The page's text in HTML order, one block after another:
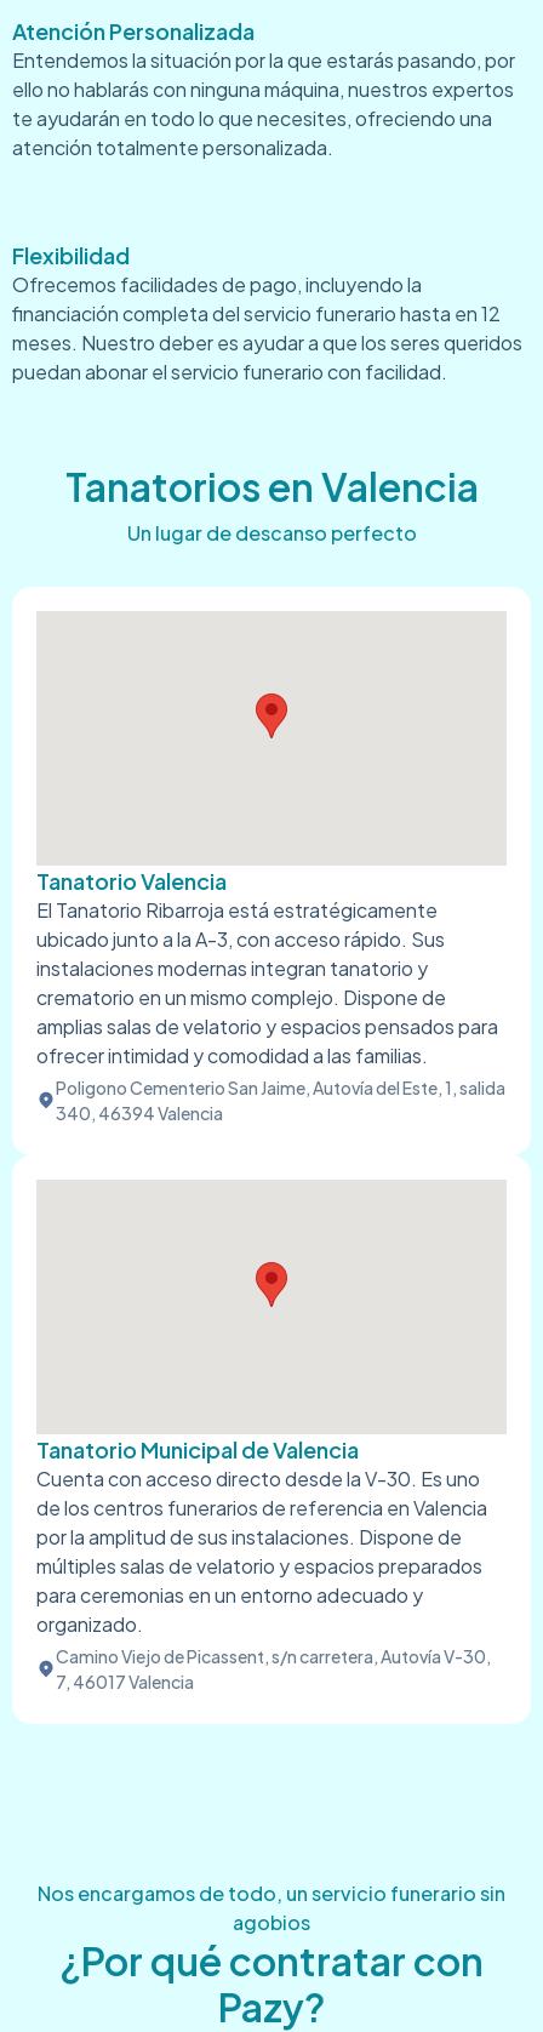
Atención Personalizada
Entendemos la situación por la que estarás pasando, por
ello no hablarás con ninguna máquina, nuestros expertos
te ayudarán en todo lo que necesites, ofreciendo una
atención totalmente personalizada.
Flexibilidad
Ofrecemos facilidades de pago, incluyendo la
financiación completa del servicio funerario hasta en 12
meses. Nuestro deber es ayudar a que los seres queridos
puedan abonar el servicio funerario con facilidad.
Tanatorios en Valencia
Un lugar de descanso perfecto
Tanatorio Valencia
El Tanatorio Ribarroja está estratégicamente
ubicado junto a la A-3, con acceso rápido. Sus
instalaciones modernas integran tanatorio y
crematorio en un mismo complejo. Dispone de
amplias salas de velatorio y espacios pensados para
ofrecer intimidad y comodidad a las familias.
Poligono Cementerio San Jaime, Autovía del Este, 1, salida
340, 46394 Valencia
Tanatorio Municipal de Valencia
Cuenta con acceso directo desde la V-30. Es uno
de los centros funerarios de referencia en Valencia
por la amplitud de sus instalaciones. Dispone de
múltiples salas de velatorio y espacios preparados
para ceremonias en un entorno adecuado y
organizado.
Camino Viejo de Picassent, s/n carretera, Autovía V-30,
7, 46017 Valencia
Nos encargamos de todo, un servicio funerario sin
agobios
¿Por qué contratar con
Pazy?